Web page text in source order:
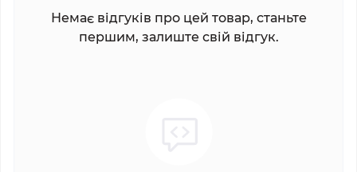
Немає відгуків про цей товар, станьте
першим, залиште свій відгук.